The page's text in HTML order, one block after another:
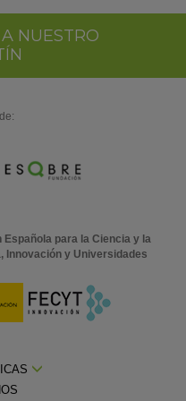
NUESTRO
Española para la Ciencia y la
Innovación y Universidades